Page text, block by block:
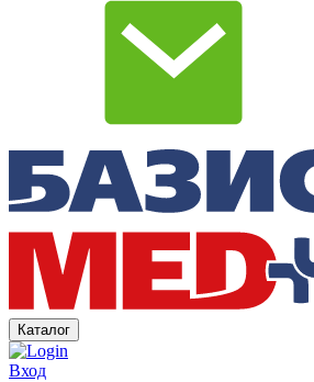
Каталог
Вход